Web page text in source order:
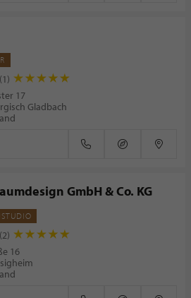
(1)
17
Gladbach
GmbH & Co. KG
(2)
16